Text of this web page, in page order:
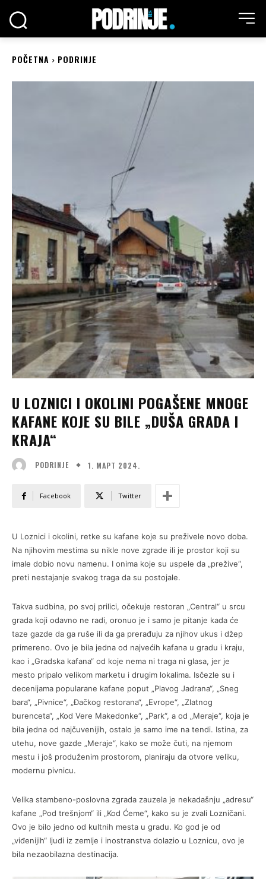
POČETNA PODRINJE
U LOZNICI I OKOLINI POGAŠENE MNOGE
KAFANE KOJE SU BILE „DUŠA GRADA I
KRAJA“
PODRINJE 1. МАРТ 2024.
Facebook Twitter
U Loznici i okolini, retke su kafane koje su preživele novo doba.
Na njihovim mestima su nikle nove zgrade ili je prostor koji su
imale dobio novu namenu. I onima koje su uspele da „prežive“,
preti nestajanje svakog traga da su postojale.
Takva sudbina, po svoj prilici, očekuje restoran „Central“ u srcu
grada koji odavno ne radi, oronuo je i samo je pitanje kada će
taze gazde da ga ruše ili da ga prerađuju za njihov ukus i džep
primereno. Ovo je bila jedna od najvećih kafana u gradu i kraju,
kao i „Gradska kafana“ od koje nema ni traga ni glasa, jer je
mesto pripalo velikom marketu i drugim lokalima. Isčezle su i
decenijama popularane kafane poput „Plavog Jadrana“, „Sneg
bara“, „Pivnice“, „Đačkog restorana“, „Evrope“, „Zlatnog
burenceta“, „Kod Vere Makedonke“, „Park“, a od „Meraje“, koja je
bila jedna od najčuvenijih, ostalo je samo ime na tendi. Istina, za
utehu, nove gazde „Meraje“, kako se može čuti, na njemom
mestu i još produženim prostorom, planiraju da otvore veliku,
modernu pivnicu.
Velika stambeno-poslovna zgrada zauzela je nekadašnju „adresu“
kafane „Pod trešnjom“ ili „Kod Ćeme“, kako su je zvali Lozničani.
Ovo je bilo jedno od kultnih mesta u gradu. Ko god je od
„viđenijih“ ljudi iz zemlje i inostranstva dolazio u Loznicu, ovo je
bila nezaobilazna destinacija.